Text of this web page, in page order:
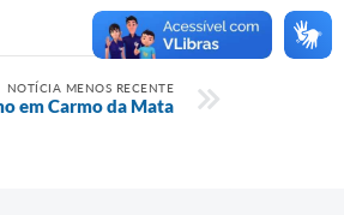
NOTÍCIA MENOS RECENTE
em Carmo da Mata